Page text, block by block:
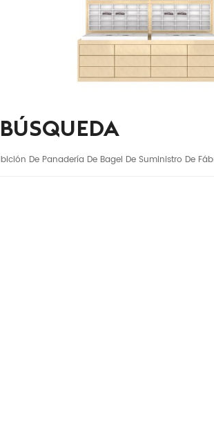
BÚSQUEDA
De Panadería De Bagel De Suministro De